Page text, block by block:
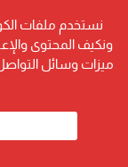
نستخدم ملفات
ونكيف المحتوى
ميزات وسائل التواصل